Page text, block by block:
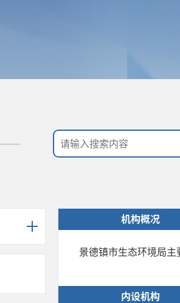
机构概况
景德镇市生态环境局主
内设机构